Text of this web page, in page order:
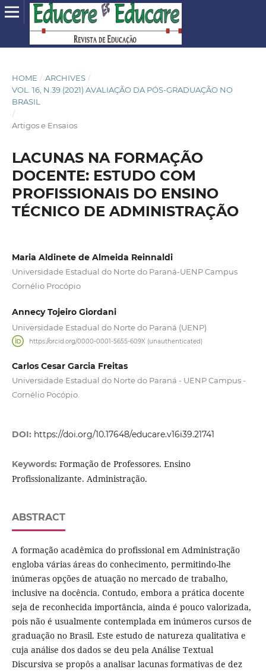
HOME / ARCHIVES /
VOL. 16, N.39 (2021) AVALIAÇÃO DA PÓS-GRADUAÇÃO NO
BRASIL
/
Artigos e Ensaios
LACUNAS NA FORMAÇÃO
DOCENTE: ESTUDO COM
PROFISSIONAIS DO ENSINO
TÉCNICO DE ADMINISTRAÇÃO
Maria Aldinete de Almeida Reinnaldi
Universidade Estadual do Norte do Paraná-UENP Campus
Cornélio Procópio
Annecy Tojeiro Giordani
Universidade Estadual do Norte do Paraná (UENP)
https://orcid.org/0000-0001-5655-609X (unauthenticated)
Carlos Cesar Garcia Freitas
Universidade Estadual do Norte do Paraná - UENP Campus -
Cornélio Pocópio.
DOI: https://doi.org/10.17648/educare.v16i39.21741
Keywords: Formação de Professores. Ensino
Profissionalizante. Administração.
ABSTRACT
A formação acadêmica do profissional em Administração
engloba várias áreas do conhecimento, permitindo-lhe
inúmeras opções de atuação no mercado de trabalho,
inclusive na docência. Contudo, embora a prática docente
seja de reconhecida importância, ainda é pouco valorizada,
pois não é usualmente contemplada em inúmeros cursos de
graduação no Brasil. Este estudo de natureza qualitativa e
cuja análise dos dados se deu pela Análise Textual
Discursiva se propôs a analisar lacunas formativas de dez